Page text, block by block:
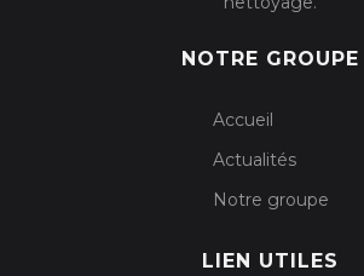
NOTRE GROUPE
Accueil
Actualités
Notre groupe
LIEN UTILES